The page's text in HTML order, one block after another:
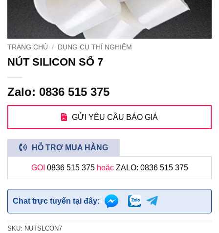
TRANG CHỦ / DỤNG CỤ THÍ NGHIỆM
NÚT SILICON SỐ 7
Zalo: 0836 515 375
GỬI YÊU CẦU BÁO GIÁ
HỖ TRỢ MUA HÀNG
GỌI 0836 515 375hoặc ZALO: 0836 515 375
Chat trực tuyến tại đây:
SKU: NUTSLCON7